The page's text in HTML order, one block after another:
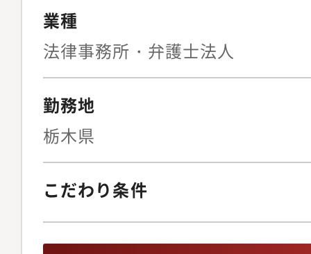
業種
法律事務所・弁護士法人
勤務地
栃木県
こだわり条件